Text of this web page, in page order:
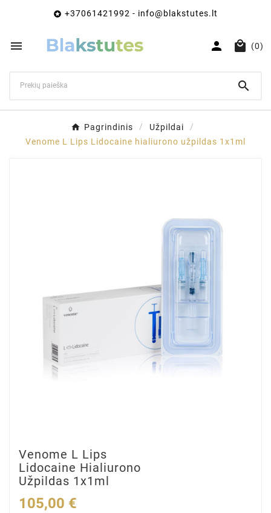
 +37061421992 - info@blakstutes.lt
   (0)

Pagrindinis
Užpildai
Venome L Lips Lidocaine hialiurono užpildas 1x1ml
Venome L Lips
Lidocaine Hialiurono
Užpildas 1x1ml
105,00 €